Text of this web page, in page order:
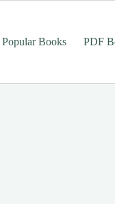
Popular Books PDF